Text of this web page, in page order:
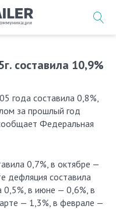
составила 10,9%
за прошлый год
Федеральная
0,7%, в октябре —
дефляция составила
0,5%, в июне — 0,6%, в
— 1,3%, в феврале —